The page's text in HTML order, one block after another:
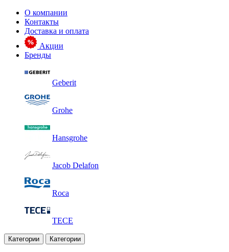
О компании
Контакты
Доставка и оплата
Акции
Бренды
Geberit
Grohe
Hansgrohe
Jacob Delafon
Roca
TECE
Категории Категории